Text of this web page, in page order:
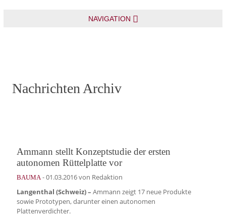
NAVIGATION
Nachrichten Archiv
Ammann stellt Konzeptstudie der ersten
autonomen Rüttelplatte vor
BAUMA-01.03.2016von Redaktion
Langenthal (Schweiz) – Ammann zeigt 17 neue Produkte
sowie Prototypen, darunter einen autonomen
Plattenverdichter.